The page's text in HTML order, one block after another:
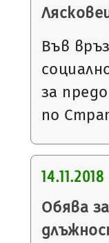
Във
за
по
14.11.2018
Обява